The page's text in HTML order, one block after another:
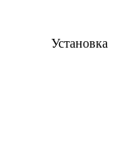
Установка